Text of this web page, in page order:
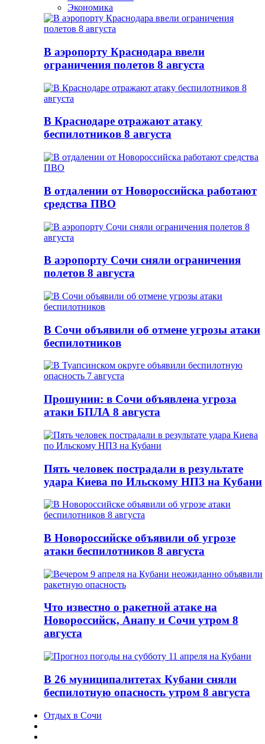
Экономика
В аэропорту Краснодара ввели
ограничения полетов 8 августа
В Краснодаре отражают атаку
беспилотников 8 августа
В отдалении от Новороссийска работают
средства ПВО
В аэропорту Сочи сняли ограничения
полетов 8 августа
В Сочи объявили об отмене угрозы атаки
беспилотников
Прошунин: в Сочи объявлена угроза
атаки БПЛА 8 августа
Пять человек пострадали в результате
удара Киева по Ильскому НПЗ на Кубани
В Новороссийске объявили об угрозе
атаки беспилотников 8 августа
Что известно о ракетной атаке на
Новороссийск, Анапу и Сочи утром 8
августа
В 26 муниципалитетах Кубани сняли
беспилотную опасность утром 8 августа
Отдых в Сочи